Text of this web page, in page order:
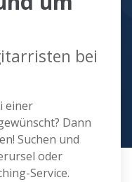
bei
einer
Dann
Suchen und
oder
Service.